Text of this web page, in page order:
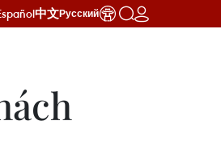
中文Русский